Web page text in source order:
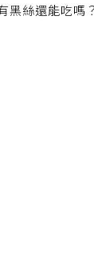
黑絲還能吃嗎